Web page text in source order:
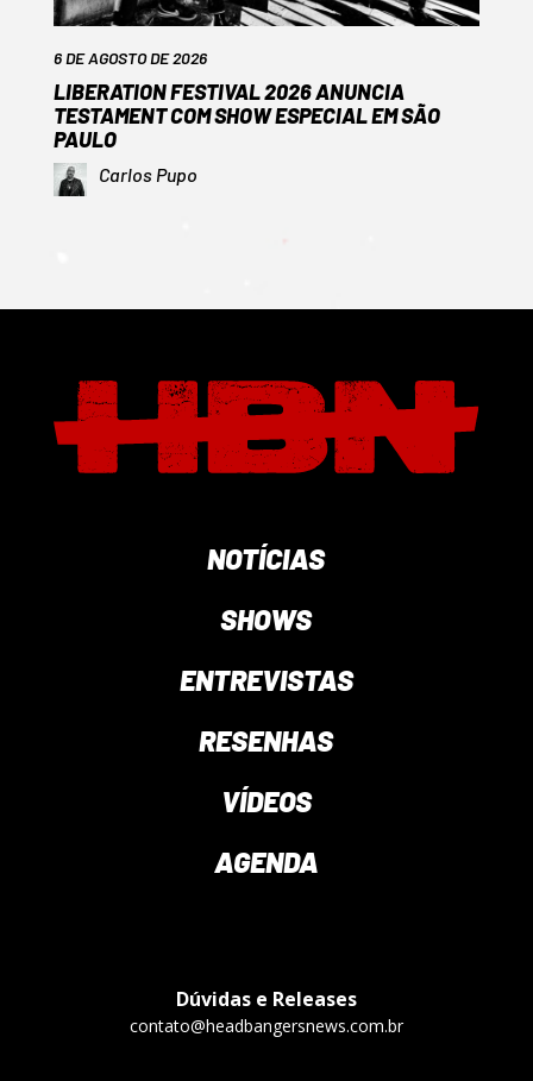
6 DE AGOSTO DE 2026
LIBERATION FESTIVAL 2026 ANUNCIA
TESTAMENT COM SHOW ESPECIAL EM SÃO
PAULO
Carlos Pupo
NOTÍCIAS
SHOWS
ENTREVISTAS
RESENHAS
VÍDEOS
AGENDA
Dúvidas e Releases
contato@headbangersnews.com.br